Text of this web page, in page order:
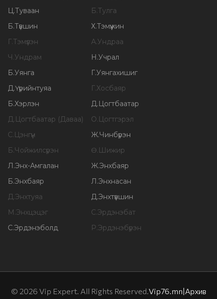
Ц.Туваан Б.Тулга
Б.Түвшин Х.Тэмүүжин
Г.Тэмүүлэн А.Ундраа
Ч.Ундрам Н.Учрал
Б.Уянга Г.Уянгахишиг
Д.Үүрийнтуяа Г.Хосбаяр
Б.Хэрлэн Д.Цогтбаатар
Д.Цогтбаатар (Даваа) О.Цогтгэрэл
С.Цэнгүүн Ж.Чинбүрэн
Б.Чойжилсүрэн Ө.Шижир
Л.Энх-Амгалан Ж.Энхбаяр
Б.Энхбаяр Л.Энхнасан
Д.Энхтуяа Д.Энхтүвшин
М.Энхцэцэг С.Эрдэнэбат
С.Эрдэнэболд Р.Эрдэнэбүрэн
© 2026 Vip Expert. All Rights Reserved.Vip76.mn|Архив